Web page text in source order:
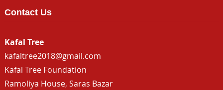
Contact Us
Kafal Tree
kafaltree2018@gmail.com
Kafal Tree Foundation
Ramoliya House, Saras Bazar